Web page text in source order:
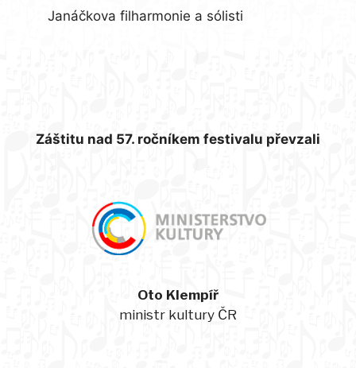
Janáčkova filharmonie a sólisti
Záštitu nad 57. ročníkem festivalu převzali
Oto Klempíř
ministr kultury ČR